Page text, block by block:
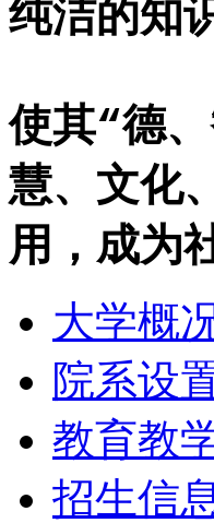
纯洁的知
使其“德
慧、文化
用，成为
大学概
院系设
教育教
招生信